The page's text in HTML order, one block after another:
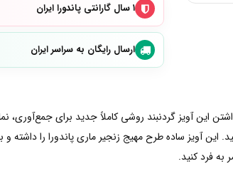
۱ سال گارانتی پاندورا ایران
ارسال رایگان به سراسر ایران
داشتن این آویز گردنبند روشی کاملاً جدید برای
آویز ساده طرح مهیج زنجیر ماری پاندورا را
به فرد کنید.